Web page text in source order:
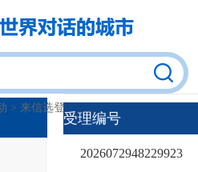
> 来信选登
受理编号
2026072948229923